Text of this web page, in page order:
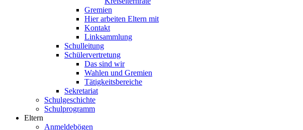
Gremien
Hier arbeiten Eltern mit
Kontakt
Linksammlung
Schulleitung
Schülervertretung
Das sind wir
Wahlen und Gremien
Tätigkeitsbereiche
Sekretariat
Schulgeschichte
Schulprogramm
Eltern
Anmeldebögen